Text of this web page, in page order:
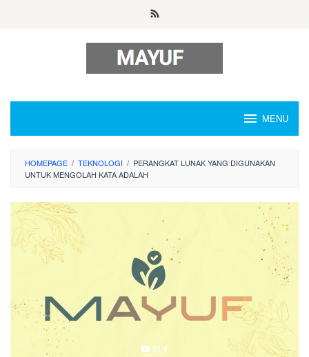
MENU
HOMEPAGE / TEKNOLOGI / PERANGKAT LUNAK YANG DIGUNAKAN
UNTUK MENGOLAH KATA ADALAH